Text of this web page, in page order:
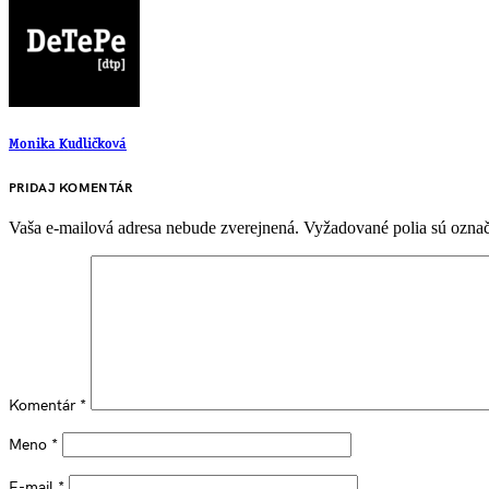
Monika Kudličková
PRIDAJ KOMENTÁR
Vaša e-mailová adresa nebude zverejnená. Vyžadované polia sú
Komentár *
Meno *